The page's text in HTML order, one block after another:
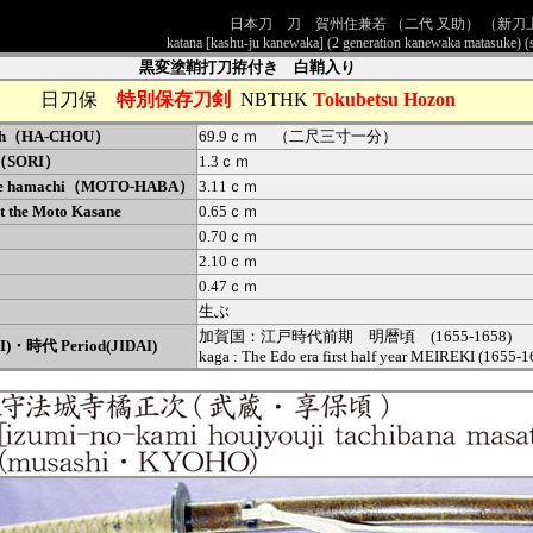
日本刀 刀 賀州住兼若 （二代 又助） （新刀
katana [kashu-ju kanewaka] (2 generation kanewaka
黒変塗鞘打刀拵付き 白鞘入り
日刀保 特別保存刀剣 NBTHK Tokubetsu Hozon
HA-CHOU）
69.9ｃｍ （二尺三寸一分）
）
1.3ｃｍ
hamachi（MOTO-HABA）
3.11ｃｍ
the Moto Kasane
0.65ｃｍ
0.70ｃｍ
2.10ｃｍ
0.47ｃｍ
生ぶ
・時代 Period(JIDAI)
加賀国：江戸時代前期 明暦頃 (1655-1658)
kaga : The Edo era first half year MEIREKI (1655-